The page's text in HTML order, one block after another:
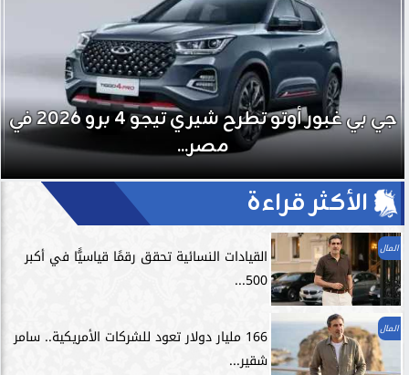
تمارين الاسترخاء.. السر الخفي لتعزيز الأداء
الرياضي وتسريع التعافي
الأكثر قراءة
المال
القيادات النسائية تحقق رقمًا قياسيًّا في أكبر
500...
المال
166 مليار دولار تعود للشركات الأمريكية.. سامر
شقير...